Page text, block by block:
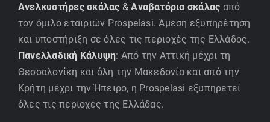
Ανελκυστήρες σκάλας &Αναβατόρια σκάλας από
τον όμιλο εταιριών Prospelasi. Άμεση εξυπηρέτηση
και υποστήριξη σε όλες τις περιοχές της Ελλάδος.
Πανελλαδική Κάλυψη: Από την Αττική μέχρι τη
Θεσσαλονίκη και όλη την Μακεδονία και από την
Κρήτη μέχρι την Ήπειρο, η Prospelasi εξυπηρετεί
όλες τις περιοχές της Ελλάδας.